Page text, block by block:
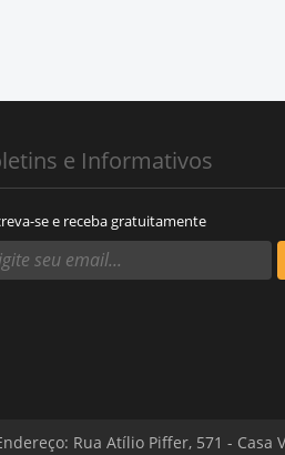
e Informativos
se e receba gratuitamente
Rua Atílio Piffer, 571 - Casa